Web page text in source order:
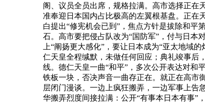
阁、议员全员出席，规格拉满。高市选择正在
准奉迎日本国内占比极高的左翼根基盘。正在
白提出“修宪机会已到”，焦点方针是拔除和
石。高市要把侵占队改为“国防军”，付与日本
上“阐扬更大感化”，要让日本成为“亚太地域
仁天皇全程缄默，未做任何回应；典礼竣事后
线。德仁天皇一曲“和平”，多次公开表达对
铁板一块，否决声音一曲存正在。就正在高市
层闭门漫谈。一边上疯狂搬弄，一边军事上告
华搬弄烈度间接拉满：公开“有事本日本有事”